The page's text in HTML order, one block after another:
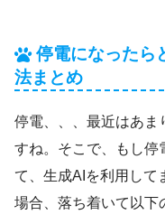
停電になったら
法まとめ
停電、、、最近はあま
すね。そこで、もし停
て、生成AIを利用して
場合、落ち着いて以下